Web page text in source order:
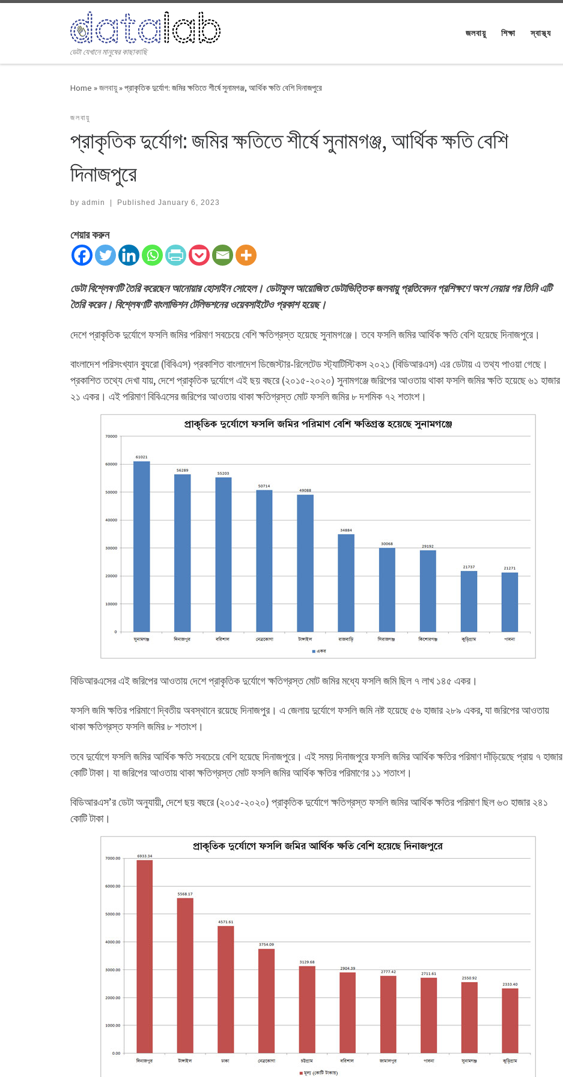
ডেটা যেখানে মানুষের কাছাকাছি
জলবায়ু শিক্ষা স্বাস্থ্য
Home »জলবায়ু»প্রাকৃতিক দুর্যোগ: জমির ক্ষতিতে শীর্ষে সুনামগঞ্জ, আর্থিক ক্ষতি বেশি দিনাজপুরে
জলবায়ু
প্রাকৃতিক দুর্যোগ: জমির ক্ষতিতে শীর্ষে সুনামগঞ্জ, আর্থিক ক্ষতি বেশি
দিনাজপুরে
by admin | Published January 6, 2023
শেয়ার করুন
ডেটা বিশ্লেষণটি তৈরি করেছেন আনোয়ার হোসাইন সোহেল। ডেটাফুল আয়োজিত ডেটাভিত্তিক জলবায়ু প্রতিবেদন প্রশিক্ষণে অংশ নেয়ার পর তিনি এটি
তৈরি করেন। বিশ্লেষণটি বাংলাভিশন টেলিভশনের ওয়েবসাইটেও প্রকাশ হয়েছ।
দেশে প্রাকৃতিক দুর্যোগে ফসলি জমির পরিমাণ সবচেয়ে বেশি ক্ষতিগ্রস্ত হয়েছে সুনামগঞ্জে। তবে ফসলি জমির আর্থিক ক্ষতি বেশি হয়েছে দিনাজপুরে।
বাংলাদেশ পরিসংখ্যান ব্যুরো (বিবিএস) প্রকাশিত বাংলাদেশ ডিজেস্টার-রিলেটেড স্ট্যাটিস্টিকস ২০২১ (বিডিআরএস) এর ডেটায় এ তথ্য পাওয়া গেছে।
প্রকাশিত তথ্যে দেখা যায়, দেশে প্রাকৃতিক দুর্যোগে এই ছয় বছরে (২০১৫-২০২০) সুনামগঞ্জে জরিপের আওতায় থাকা ফসলি জমির ক্ষতি হয়েছে ৬১ হাজার
২১ একর। এই পরিমাণ বিবিএসের জরিপের আওতায় থাকা ক্ষতিগ্রস্ত মোট ফসলি জমির ৮ দশমিক ৭২ শতাংশ।
বিডিআরএসের এই জরিপের আওতায় দেশে প্রাকৃতিক দুর্যোগে ক্ষতিগ্রস্ত মোট জমির মধ্যে ফসলি জমি ছিল ৭ লাখ ১৪৫ একর।
ফসলি জমি ক্ষতির পরিমাণে দ্বিতীয় অবস্থানে রয়েছে দিনাজপুর। এ জেলায় দুর্যোগে ফসলি জমি নষ্ট হয়েছে ৫৬ হাজার ২৮৯ একর, যা জরিপের আওতায়
থাকা ক্ষতিগ্রস্ত ফসলি জমির ৮ শতাংশ।
তবে দুর্যোগে ফসলি জমির আর্থিক ক্ষতি সবচেয়ে বেশি হয়েছে দিনাজপুরে। এই সময় দিনাজপুরে ফসলি জমির আর্থিক ক্ষতির পরিমাণ দাঁড়িয়েছে প্রায় ৭ হাজার
কোটি টাকা। যা জরিপের আওতায় থাকা ক্ষতিগ্রস্ত মোট ফসলি জমির আর্থিক ক্ষতির পরিমাণের ১১ শতাংশ।
বিডিআরএস’র ডেটা অনুযায়ী, দেশে ছয় বছরে (২০১৫-২০২০) প্রাকৃতিক দুর্যোগে ক্ষতিগ্রস্ত ফসলি জমির আর্থিক ক্ষতির পরিমাণ ছিল ৬৩ হাজার ২৪১
কোটি টাকা।